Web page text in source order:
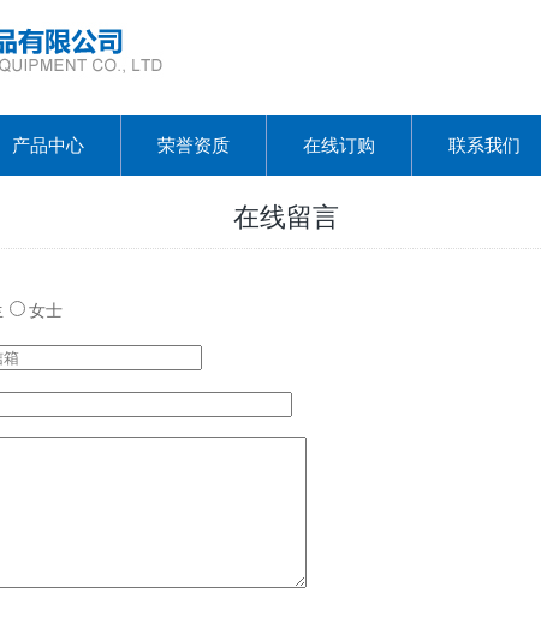
产品中心 荣誉资质 在线订购 联系我们
在线留言
女士